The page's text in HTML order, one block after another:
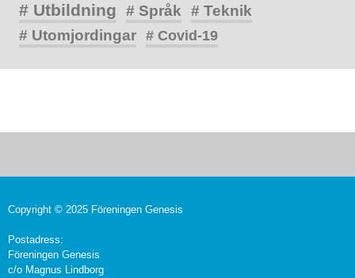
# Utbildning
# Språk # Teknik
# Utomjordingar # Covid-19
Copyright © 2025 Föreningen Genesis
Postadress:
Föreningen Genesis
c/o Magnus Lindborg